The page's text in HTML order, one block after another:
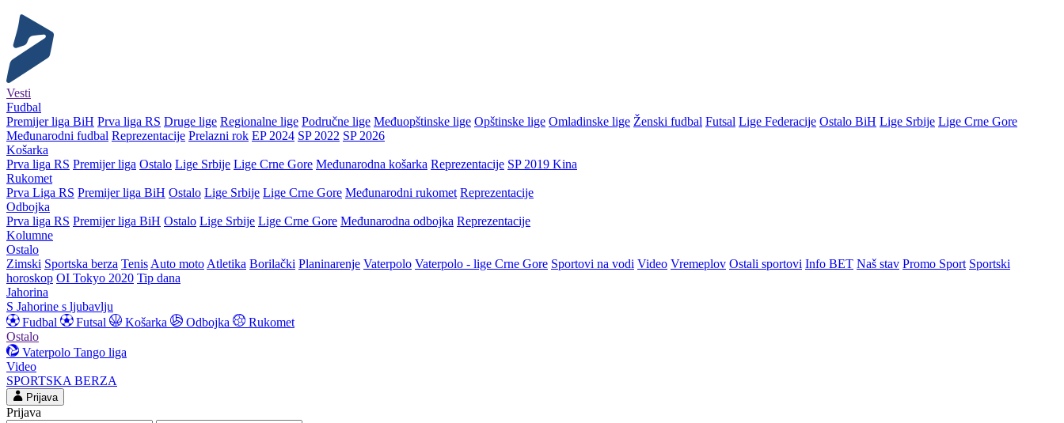
Vesti
Fudbal
Premijer liga BiH Prva liga RS Druge lige Regionalne lige Područne lige Međuopštinske lige Opštinske lige Omladinske lige Ženski fudbal Futsal Lige Federacije Ostalo BiH Lige Srbije Lige Crne Gore
Međunarodni fudbal Reprezentacije Prelazni rok EP 2024 SP 2022 SP 2026
Košarka
Prva liga RS Premijer liga Ostalo Lige Srbije Lige Crne Gore Međunarodna košarka Reprezentacije SP 2019 Kina
Rukomet
Prva Liga RS Premijer liga BiH Ostalo Lige Srbije Lige Crne Gore Međunarodni rukomet Reprezentacije
Odbojka
Prva liga RS Premijer liga BiH Ostalo Lige Srbije Lige Crne Gore Međunarodna odbojka Reprezentacije
Kolumne
Ostalo
Zimski Sportska berza Tenis Auto moto Atletika Borilački Planinarenje Vaterpolo Vaterpolo - lige Crne Gore Sportovi na vodi Video Vremeplov Ostali sportovi Info BET Naš stav Promo Sport Sportski
horoskop OI Tokyo 2020 Tip dana
Jahorina
S Jahorine s ljubavlju
Fudbal
Futsal Košarka Odbojka
Rukomet
Ostalo
Vaterpolo Tango liga
Video
SPORTSKA BERZA
Prijava
Prijava